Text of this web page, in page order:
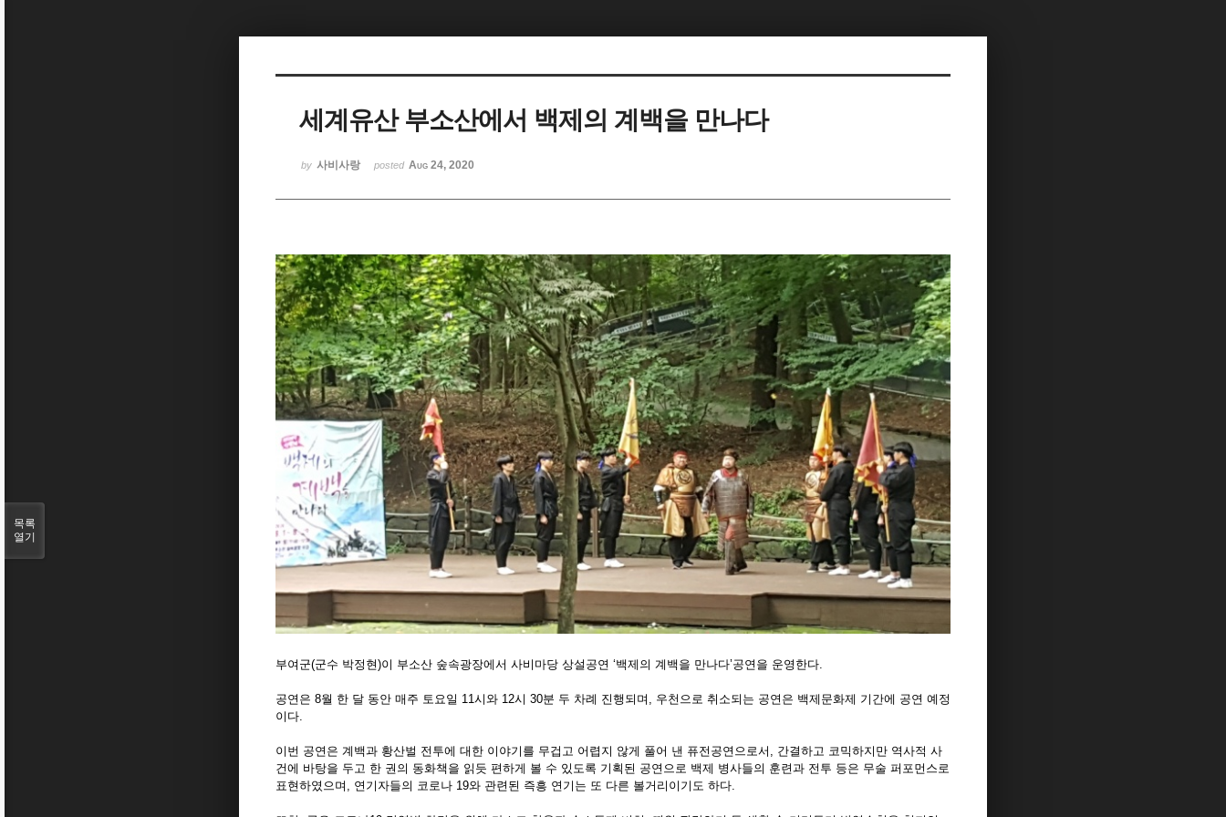
세계유산 부소산에서 백제의 계백을 만나다
by 사비사랑 posted Aug 24, 2020
부여군(군수 박정현)이 부소산 숲속광장에서 사비마당 상설공연 ‘백제의 계백을 만나다’공연을 운영한다.
공연은 8월 한 달 동안 매주 토요일 11시와 12시 30분 두 차례 진행되며, 우천으로 취소되는 공연은 백제문화제 기간에 공연 예정
이다.
이번 공연은 계백과 황산벌 전투에 대한 이야기를 무겁고 어렵지 않게 풀어 낸 퓨전공연으로서, 간결하고 코믹하지만 역사적 사
건에 바탕을 두고 한 권의 동화책을 읽듯 편하게 볼 수 있도록 기획된 공연으로 백제 병사들의 훈련과 전투 등은 무술 퍼포먼스로
표현하였으며, 연기자들의 코로나 19와 관련된 즉흥 연기는 또 다른 볼거리이기도 하다.
목록
열기
Sketchbook5, 스케치북5
Sketchbook5, 스케치북5